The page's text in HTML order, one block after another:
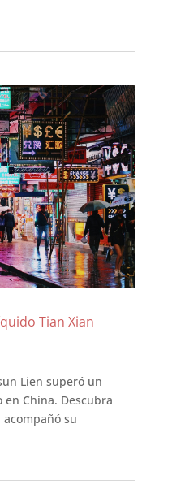
Tian Xian
Lien superó un
China. Descubra
su